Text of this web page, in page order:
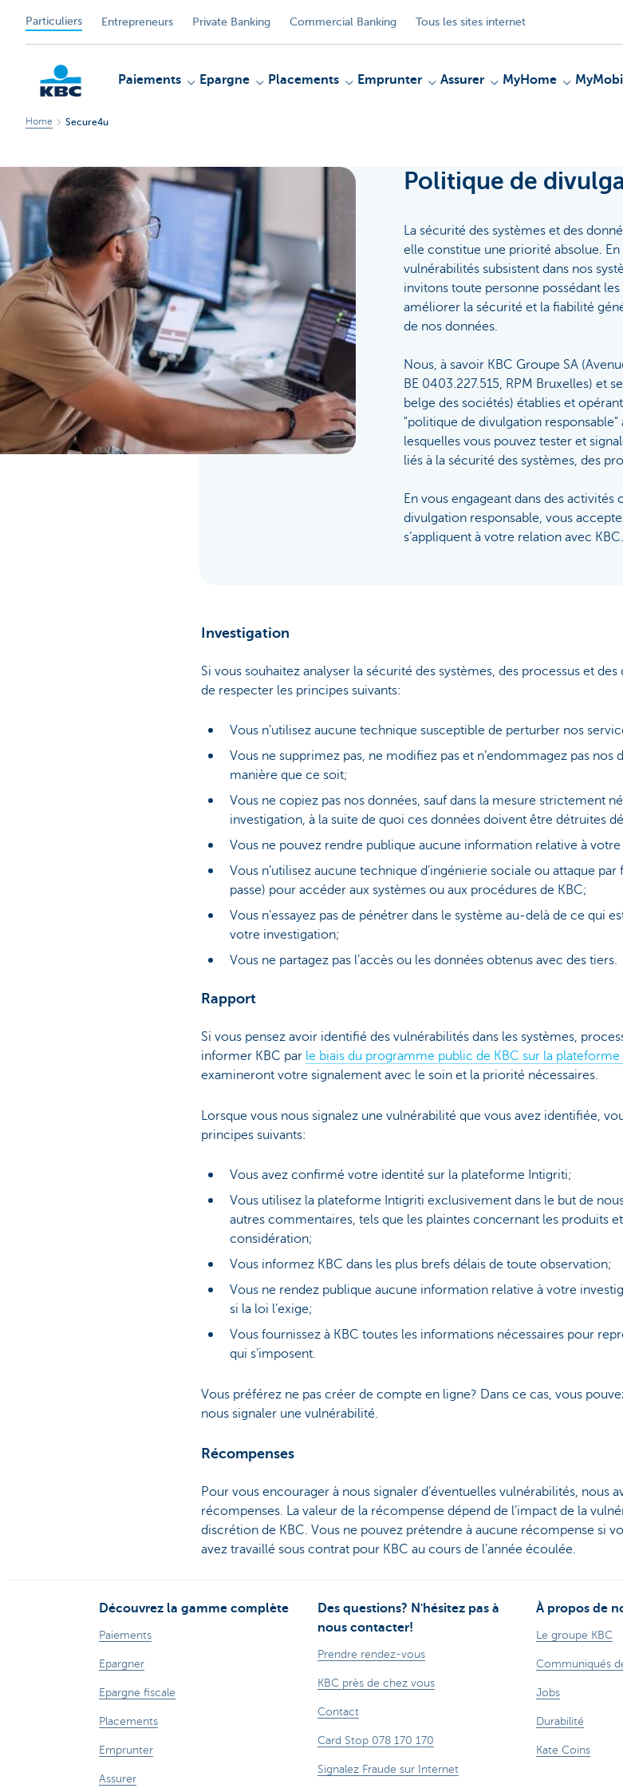
Particuliers Entrepreneurs Private Banking Commercial Banking Tous les sites internet
Particulieren
Paiements Epargne Placements Emprunter Assurer MyHome
Home Secure4u
Politique de
La sécurité des systèmes et des
elle constitue une priorité absolue.
vulnérabilités subsistent dans nos
invitons toute personne possédant
améliorer la sécurité et la fiabilité
de nos données.
Nous, à savoir KBC Groupe SA
BE 0403.227.515, RPM Bruxelles) et
belge des sociétés) établies et
"politique de divulgation
lesquelles vous pouvez tester et
liés à la sécurité des systèmes, des
En vous engageant dans des
divulgation responsable, vous
s’appliquent à votre relation avec KBC.
Investigation
Si vous souhaitez analyser la sécurité des systèmes, des processus et
de respecter les principes suivants:
Vous n’utilisez aucune technique susceptible de perturber nos
Vous ne supprimez pas, ne modifiez pas et n’endommagez pas nos
manière que ce soit;
Vous ne copiez pas nos données, sauf dans la mesure strictement
investigation, à la suite de quoi ces données doivent être détruites
Vous ne pouvez rendre publique aucune information relative à votre
Vous n’utilisez aucune technique d’ingénierie sociale ou attaque
passe) pour accéder aux systèmes ou aux procédures de KBC;
Vous n’essayez pas de pénétrer dans le système au-delà de ce qui
votre investigation;
Vous ne partagez pas l’accès ou les données obtenus avec des tiers.
Rapport
Si vous pensez avoir identifié des vulnérabilités dans les systèmes,
informer KBC par le biais du programme public de KBC sur la
examineront votre signalement avec le soin et la priorité nécessaires.
Lorsque vous nous signalez une vulnérabilité que vous avez identifiée,
principes suivants:
Vous avez confirmé votre identité sur la plateforme Intigriti;
Vous utilisez la plateforme Intigriti exclusivement dans le but de
autres commentaires, tels que les plaintes concernant les produits
considération;
Vous informez KBC dans les plus brefs délais de toute observation;
Vous ne rendez publique aucune information relative à votre
si la loi l’exige;
Vous fournissez à KBC toutes les informations nécessaires pour
qui s’imposent.
Vous préférez ne pas créer de compte en ligne? Dans ce cas, vous
nous signaler une vulnérabilité.
Récompenses
Pour vous encourager à nous signaler d’éventuelles vulnérabilités, nous
récompenses. La valeur de la récompense dépend de l’impact de la
discrétion de KBC. Vous ne pouvez prétendre à aucune récompense si
avez travaillé sous contrat pour KBC au cours de l’année écoulée.
Découvrez la gamme complète
Paiements
Epargner
Epargne fiscale
Placements
Emprunter
Assurer
Des questions? N'hésitez pas à
nous contacter!
Prendre rendez-vous
KBC près de chez vous
Contact
Card Stop 078 170 170
Signalez Fraude sur Internet
À propos de
Le groupe KBC
Communiqués
Jobs
Durabilité
Kate Coins